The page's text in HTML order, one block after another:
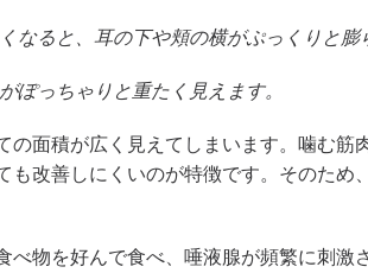
ると、耳の下や頬の横がぷっくりと膨
ぽっちゃりと重たく見えます。
面積が広く見えてしまいます。噛む筋
改善しにくいのが特徴です。そのため
物を好んで食べ、唾液腺が頻繁に刺激